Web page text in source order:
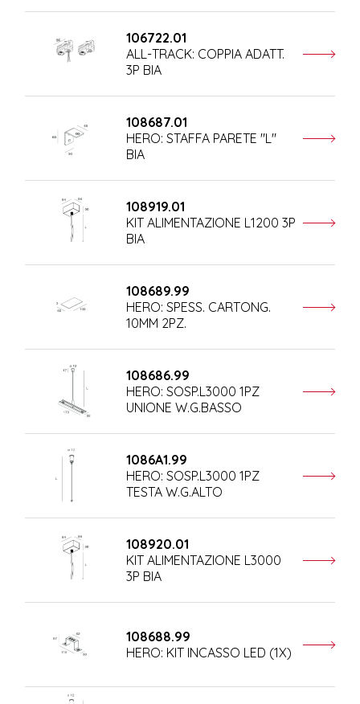
106722.01
ALL-TRACK: COPPIA ADATT.
3P BIA
108687.01
HERO: STAFFA PARETE "L"
BIA
108919.01
KIT ALIMENTAZIONE L1200 3P
BIA
108689.99
HERO: SPESS. CARTONG.
10MM 2PZ.
108686.99
HERO: SOSP.L3000 1PZ
UNIONE W.G.BASSO
1086A1.99
HERO: SOSP.L3000 1PZ
TESTA W.G.ALTO
108920.01
KIT ALIMENTAZIONE L3000
3P BIA
108688.99
HERO: KIT INCASSO LED (1X)